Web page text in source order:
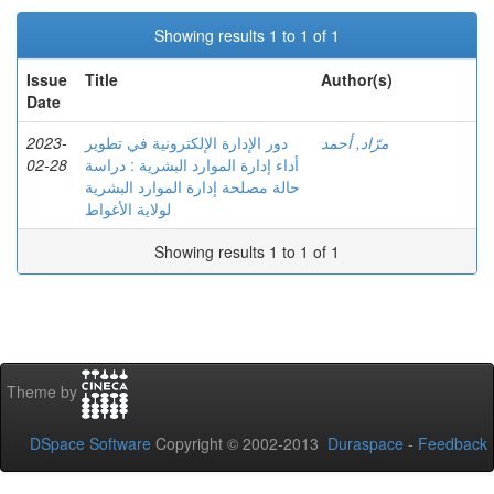
Showing results 1 to 1 of 1
Issue
Date
Title Author(s)
2023-
02-28
دور الإدارة الإلكترونية في تطوير
أداء إدارة الموارد البشرية : دراسة
حالة مصلحة إدارة الموارد البشرية
لولاية الأغواط
مرّاد, أحمد
Showing results 1 to 1 of 1
Theme by
DSpace Software Copyright © 2002-2013 Duraspace - Feedback